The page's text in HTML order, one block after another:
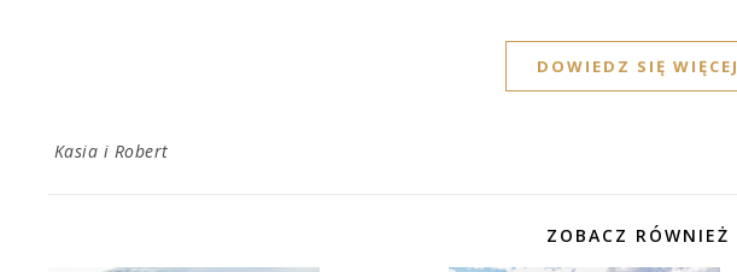
DOWIEDZ SIĘ WIĘCEJ
Kasia i Robert
ZOBACZ RÓWNIEŻ